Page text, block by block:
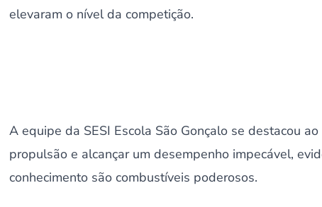
elevaram o nível da competição.
A equipe da SESI Escola São Gonçalo se destacou
propulsão e alcançar um desempenho impecável,
conhecimento são combustíveis poderosos.